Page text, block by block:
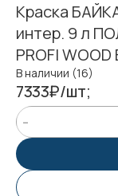
Краска
интер. 9 л
PROFI WOOD
В наличии (16)
7333₽/шт;